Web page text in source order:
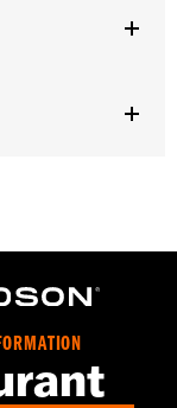
à l’arrière de ces